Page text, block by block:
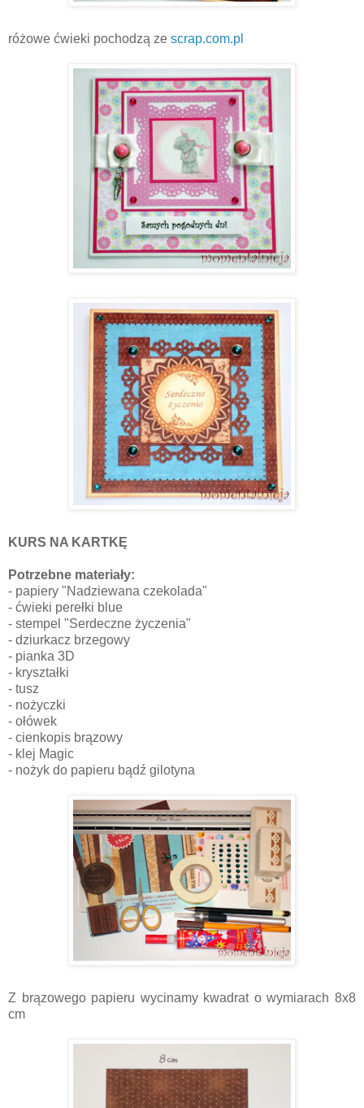
różowe ćwieki pochodzą ze scrap.com.pl
KURS NA KARTKĘ
Potrzebne materiały:
- papiery "Nadziewana czekolada"
- ćwieki perełki blue
- stempel "Serdeczne życzenia"
- dziurkacz brzegowy
- pianka 3D
- kryształki
- tusz
- nożyczki
- ołówek
- cienkopis brązowy
- klej Magic
- nożyk do papieru bądź gilotyna
Z brązowego papieru wycinamy kwadrat o wymiarach 8x8
cm